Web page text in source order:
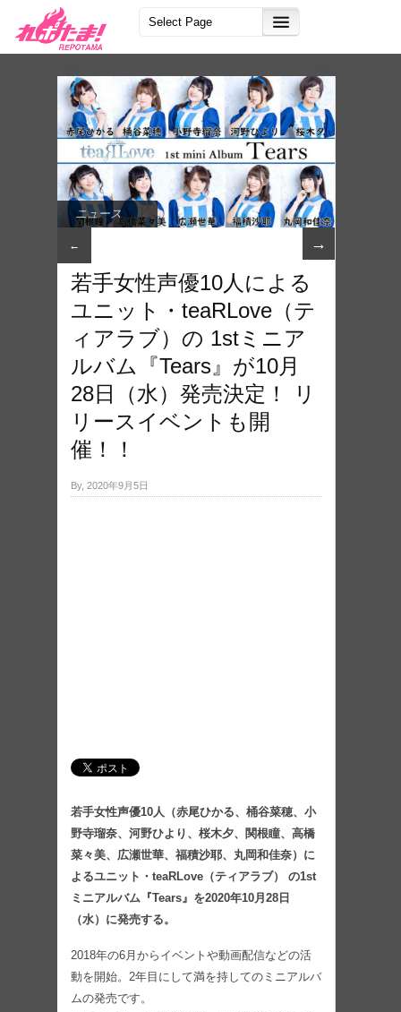
ニュース
← →
若手女性声優10人による
ユニット・teaRLove（テ
ィアラブ）の 1stミニア
ルバム『Tears』が10月
28日（水）発売決定！ リ
リースイベントも開
催！！
By, 2020年9月5日
若手女性声優10人（赤尾ひかる、桶谷菜穂、小
野寺瑠奈、河野ひより、桜木夕、関根瞳、高橋
菜々美、広瀬世華、福積沙耶、丸岡和佳奈）に
よるユニット・teaRLove（ティアラブ） の1st
ミニアルバム『Tears』を2020年10月28日
（水）に発売する。
2018年の6月からイベントや動画配信などの活
動を開始。2年目にして満を持してのミニアルバ
ムの発売です。